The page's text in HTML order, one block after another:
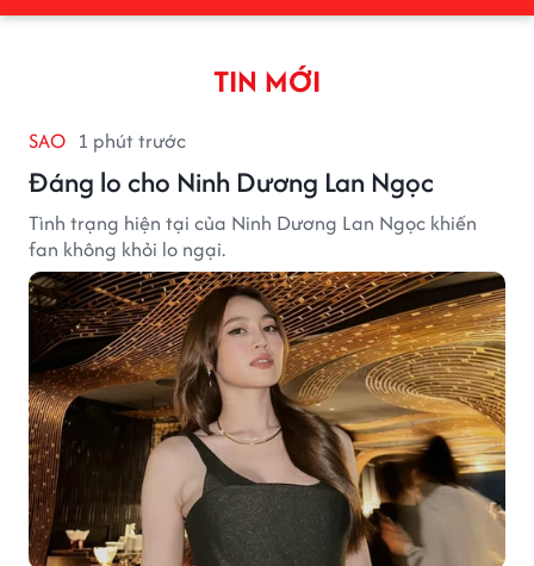
TIN MỚI
SAO 1 phút trước
Đáng lo cho Ninh Dương Lan Ngọc
Tình trạng hiện tại của Ninh Dương Lan Ngọc khiến
fan không khỏi lo ngại.